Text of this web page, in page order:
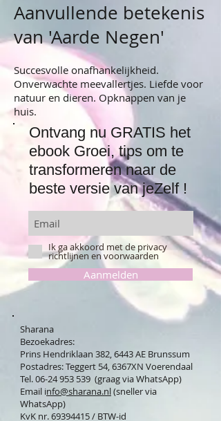
Aanvullende betekenis
van 'Aarde Negen'
Succesvolle onafhankelijkheid.
Onverwachte meevallertjes. Liefde voor
natuur en dieren. Opknappen van je
huis.
Ontvang nu GRATIS het
ebook Groei, tips om te
transformeren naar de
beste versie van jeZelf !
Ik ga akkoord met de privacy
richtlijnen en voorwaarden
Aanmelden
Sharana
Bezoekadres:
Prins Hendriklaan 382, 6443 AE Brunssum
Postadres: Teggert 54, 6367XN Voerendaal
Tel. 06-24 953 539 (graag via WhatsApp)
Email info@sharana.nl(sneller via
WhatsApp)
KvK nr.69394415/ BTW-id